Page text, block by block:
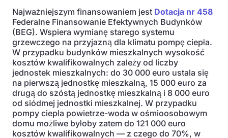
Najważniejszym finansowaniem jest Dotacja nr 458
Federalne Finansowanie Efektywnych Budynków
(BEG). Wspiera wymianę starego systemu
grzewczego na przyjazną dla klimatu pompę ciepła.
W przypadku budynków mieszkalnych wysokość
kosztów kwalifikowalnych zależy od liczby
jednostek mieszkalnych: do 30 000 euro ustala się
na pierwszą jednostkę mieszkalną, 15 000 euro za
drugą do szóstą jednostkę mieszkalną i 8 000 euro
od siódmej jednostki mieszkalnej. W przypadku
pompy ciepła powietrze-woda w ośmioosobowym
domu możliwe byłoby zatem do 121 000 euro
kosztów kwalifikowalnych — z czego do 70%, w